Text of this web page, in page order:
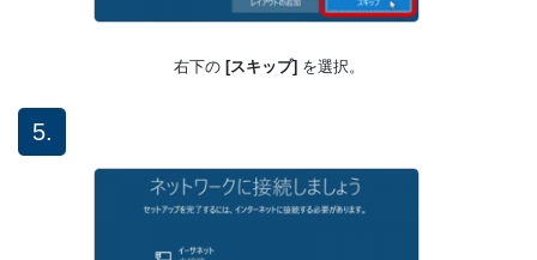
右下の [スキップ] を選択。
5.